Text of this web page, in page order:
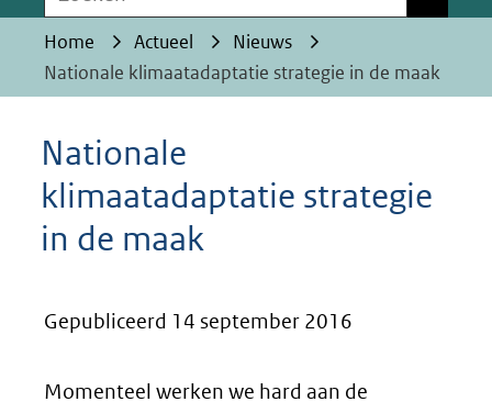
geweigerd.
Home Actueel
Nieuws
Nationale klimaatadaptatie strategie in de maak
Nationale
klimaatadaptatie strategie
in de maak
Gepubliceerd 14 september 2016
Momenteel werken we hard aan de